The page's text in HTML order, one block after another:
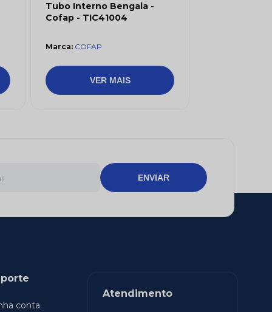
Tubo Interno Bengala -
Cofap - TIC41004
COFAP
ENVIAR
conta
Atendimento